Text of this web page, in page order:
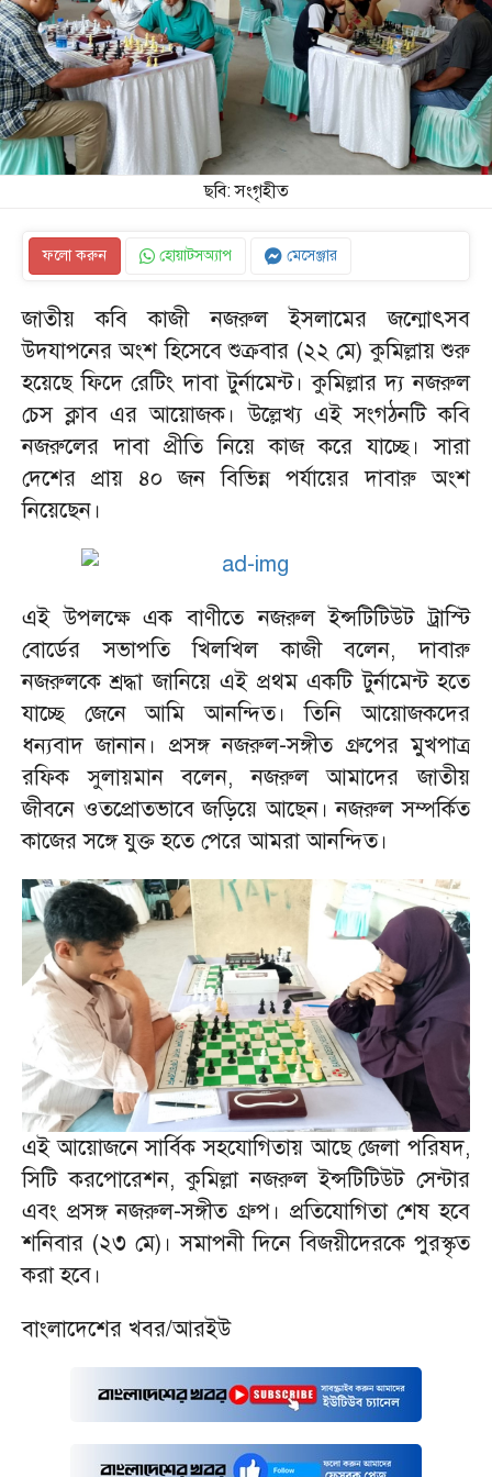
ছবি: সংগৃহীত
ফলো করুন হোয়াটসঅ্যাপ মেসেঞ্জার
জাতীয় কবি কাজী নজরুল ইসলামের জন্মোৎসব
উদযাপনের অংশ হিসেবে শুক্রবার (২২ মে) কুমিল্লায় শুরু
হয়েছে ফিদে রেটিং দাবা টুর্নামেন্ট। কুমিল্লার দ্য নজরুল
চেস ক্লাব এর আয়োজক। উল্লেখ্য এই সংগঠনটি কবি
নজরুলের দাবা প্রীতি নিয়ে কাজ করে যাচ্ছে। সারা
দেশের প্রায় ৪০ জন বিভিন্ন পর্যায়ের দাবারু অংশ
নিয়েছেন।
এই উপলক্ষে এক বাণীতে নজরুল ইন্সটিটিউট ট্রাস্টি
বোর্ডের সভাপতি খিলখিল কাজী বলেন, দাবারু
নজরুলকে শ্রদ্ধা জানিয়ে এই প্রথম একটি টুর্নামেন্ট হতে
যাচ্ছে জেনে আমি আনন্দিত। তিনি আয়োজকদের
ধন্যবাদ জানান। প্রসঙ্গ নজরুল-সঙ্গীত গ্রুপের মুখপাত্র
রফিক সুলায়মান বলেন, নজরুল আমাদের জাতীয়
জীবনে ওতপ্রোতভাবে জড়িয়ে আছেন। নজরুল সম্পর্কিত
কাজের সঙ্গে যুক্ত হতে পেরে আমরা আনন্দিত।
এই আয়োজনে সার্বিক সহযোগিতায় আছে জেলা পরিষদ,
সিটি করপোরেশন, কুমিল্লা নজরুল ইন্সটিটিউট সেন্টার
এবং প্রসঙ্গ নজরুল-সঙ্গীত গ্রুপ। প্রতিযোগিতা শেষ হবে
শনিবার (২৩ মে)। সমাপনী দিনে বিজয়ীদেরকে পুরস্কৃত
করা হবে।
বাংলাদেশের খবর/আরইউ